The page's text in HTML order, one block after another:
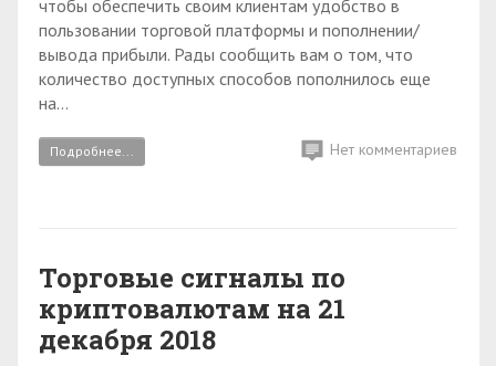
чтобы обеспечить своим клиентам удобство в
пользовании торговой платформы и пополнении/
вывода прибыли. Рады сообщить вам о том, что
количество доступных способов пополнилось еще
на...
Подробнее... Нет комментариев
Торговые сигналы по
криптовалютам на 21
декабря 2018